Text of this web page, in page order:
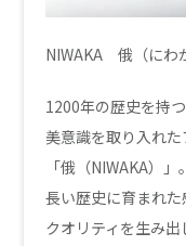
NIWAKA 俄（にわ
1200年の歴史を持
美意識を取り入れ
「俄（NIWAKA）」。
長い歴史に育まれ
クオリティを生み